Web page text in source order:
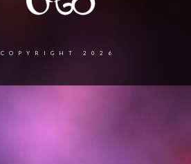
COPYRIGHT 2026